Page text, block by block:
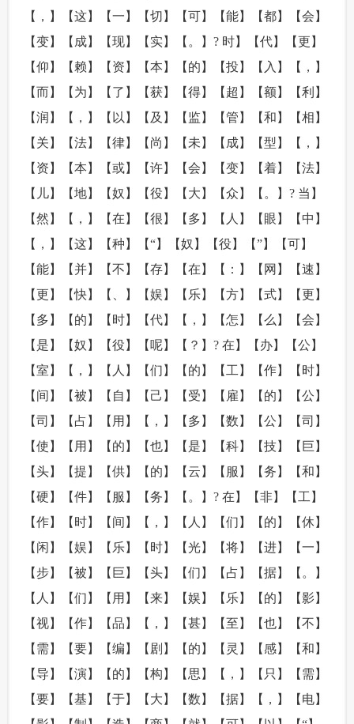
【，】【这】【一】【切】【可】【能】【都】【会】
【变】【成】【现】【实】【。】? 时】【代】【更】
【仰】【赖】【资】【本】【的】【投】【入】【，】
【而】【为】【了】【获】【得】【超】【额】【利】
【润】【，】【以】【及】【监】【管】【和】【相】
【关】【法】【律】【尚】【未】【成】【型】【，】
【资】【本】【或】【许】【会】【变】【着】【法】
【儿】【地】【奴】【役】【大】【众】【。】? 当】
【然】【，】【在】【很】【多】【人】【眼】【中】
【，】【这】【种】【“】【奴】【役】【”】【可】
【能】【并】【不】【存】【在】【：】【网】【速】
【更】【快】【、】【娱】【乐】【方】【式】【更】
【多】【的】【时】【代】【，】【怎】【么】【会】
【是】【奴】【役】【呢】【？】? 在】【办】【公】
【室】【，】【人】【们】【的】【工】【作】【时】
【间】【被】【自】【己】【受】【雇】【的】【公】
【司】【占】【用】【，】【多】【数】【公】【司】
【使】【用】【的】【也】【是】【科】【技】【巨】
【头】【提】【供】【的】【云】【服】【务】【和】
【硬】【件】【服】【务】【。】? 在】【非】【工】
【作】【时】【间】【，】【人】【们】【的】【休】
【闲】【娱】【乐】【时】【光】【将】【进】【一】
【步】【被】【巨】【头】【们】【占】【据】【。】
【人】【们】【用】【来】【娱】【乐】【的】【影】
【视】【作】【品】【，】【甚】【至】【也】【不】
【需】【要】【编】【剧】【的】【灵】【感】【和】
【导】【演】【的】【构】【思】【，】【只】【需】
【要】【基】【于】【大】【数】【据】【，】【电】